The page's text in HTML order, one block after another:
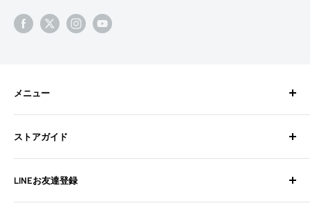
メニュー
検索
BixpyJetとは
BIXPY JETインストールガイド
フォトギャラリー
よくある質問
ストアガイド
よくある質問
お問い合わせ
配送ポリシー
LINEお友達登録